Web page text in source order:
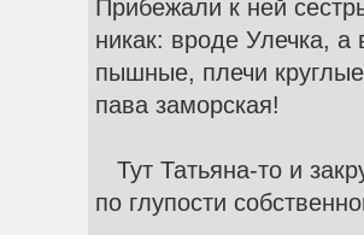
Прибежали к ней
никак: вроде Улечка,
пышные, плечи
пава заморская!
Тут Татьяна-то и
по глупости